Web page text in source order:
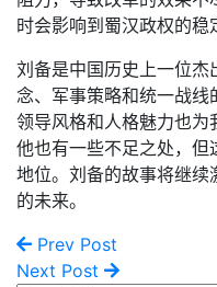
时会影响到蜀汉政权的稳
刘备是中国历史上一位杰
念、军事策略和统一战线
领导风格和人格魅力也
他也有一些不足之处，但
地位。刘备的故事将继
的未来。
Prev Post
Next Post